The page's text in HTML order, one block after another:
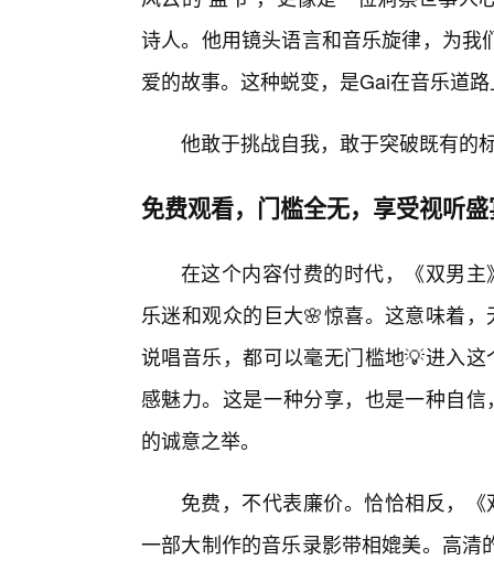
诗人。他用镜头语言和音乐旋律，为
爱的故事。这种蜕变，是Gai在音乐道
他敢于挑战自我，敢于突破既有的
免费观看，门槛全无，享受视听
在这个内容付费的时代，《双男
乐迷和观众的巨大🌸惊喜。这意味着
说唱音乐，都可以毫无门槛地💡进入
感魅力。这是一种分享，也是一种自
的诚意之举。
免费，不代表廉价。恰恰相反，
一部大制作的音乐录影带相媲美。高